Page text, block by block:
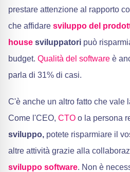
prestare attenzione al rapporto
che affidare sviluppo del
house sviluppatori può
budget. Qualità del software è
parla di 31% di casi.
C'è anche un altro fatto che vale
Come l'CEO, CTO o la persona
sviluppo, potete risparmiare il
altre attività grazie alla
sviluppo software. Non è